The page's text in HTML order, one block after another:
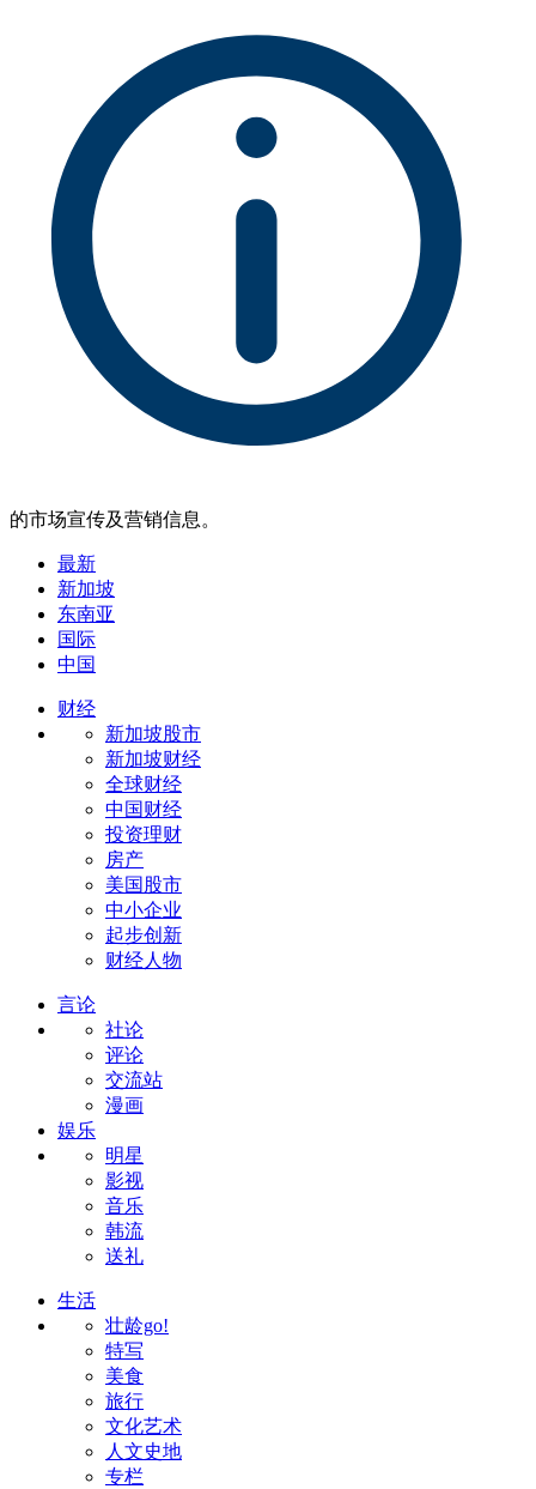
的市场宣传及营销信息。
最新
新加坡
东南亚
国际
中国
财经
新加坡股市
新加坡财经
全球财经
中国财经
投资理财
房产
美国股市
中小企业
起步创新
财经人物
言论
社论
评论
交流站
漫画
娱乐
明星
影视
音乐
韩流
送礼
生活
壮龄go!
特写
美食
旅行
文化艺术
人文史地
专栏